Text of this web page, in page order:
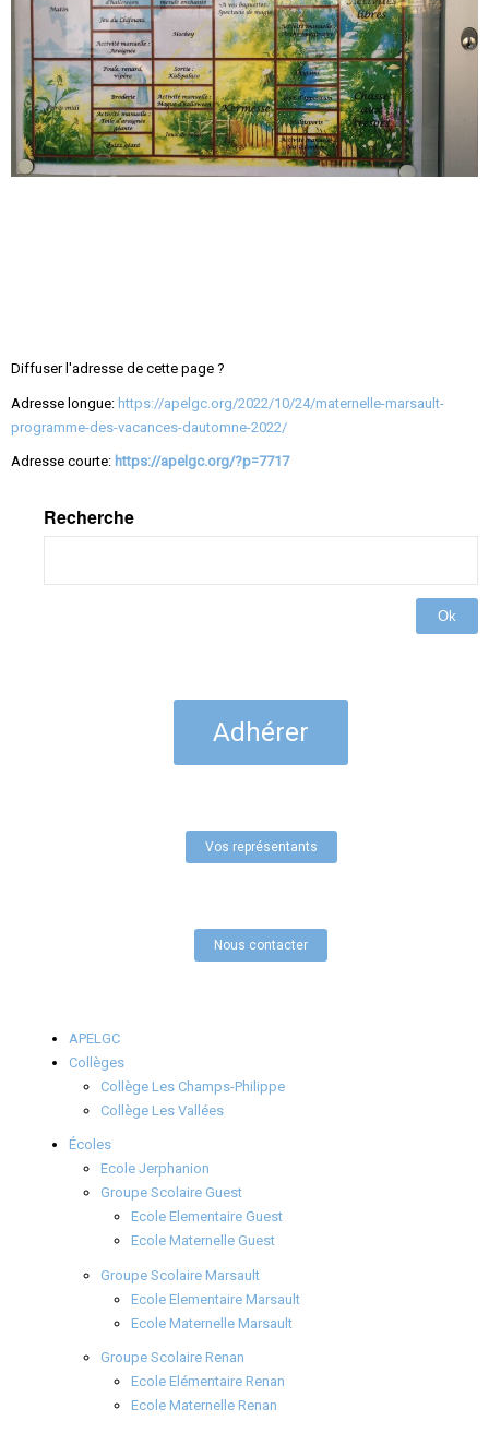
Diffuser l'adresse de cette page ?
Adresse longue: https://apelgc.org/2022/10/24/maternelle-marsault-
programme-des-vacances-dautomne-2022/
Adresse courte: https://apelgc.org/?p=7717
Recherche
Ok
Adhérer
Vos représentants
Nous contacter
APELGC
Collèges
Collège Les Champs-Philippe
Collège Les Vallées
Écoles
Ecole Jerphanion
Groupe Scolaire Guest
Ecole Elementaire Guest
Ecole Maternelle Guest
Groupe Scolaire Marsault
Ecole Elementaire Marsault
Ecole Maternelle Marsault
Groupe Scolaire Renan
Ecole Elémentaire Renan
Ecole Maternelle Renan